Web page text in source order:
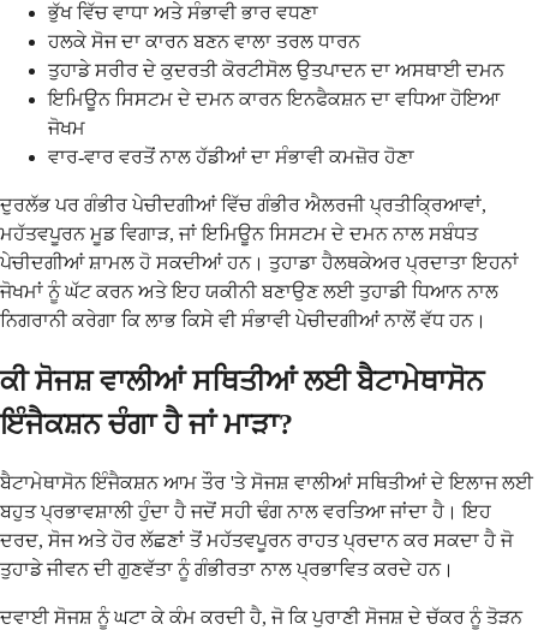
ਭੁੱਖ ਵਿੱਚ ਵਾਧਾ ਅਤੇ ਸੰਭਾਵੀ ਭਾਰ ਵਧਣਾ
ਹਲਕੇ ਸੋਜ ਦਾ ਕਾਰਨ ਬਣਨ ਵਾਲਾ ਤਰਲ ਧਾਰਨ
ਤੁਹਾਡੇ ਸਰੀਰ ਦੇ ਕੁਦਰਤੀ ਕੋਰਟੀਸੋਲ ਉਤਪਾਦਨ ਦਾ ਅਸਥਾਈ ਦਮਨ
ਇਮਿਊਨ ਸਿਸਟਮ ਦੇ ਦਮਨ ਕਾਰਨ ਇਨਫੈਕਸ਼ਨ ਦਾ ਵਧਿਆ ਹੋਇਆ
ਜੋਖਮ
ਵਾਰ-ਵਾਰ ਵਰਤੋਂ ਨਾਲ ਹੱਡੀਆਂ ਦਾ ਸੰਭਾਵੀ ਕਮਜ਼ੋਰ ਹੋਣਾ
ਦੁਰਲੱਭ ਪਰ ਗੰਭੀਰ ਪੇਚੀਦਗੀਆਂ ਵਿੱਚ ਗੰਭੀਰ ਐਲਰਜੀ ਪ੍ਰਤੀਕ੍ਰਿਆਵਾਂ,
ਮਹੱਤਵਪੂਰਨ ਮੂਡ ਵਿਗਾੜ, ਜਾਂ ਇਮਿਊਨ ਸਿਸਟਮ ਦੇ ਦਮਨ ਨਾਲ ਸਬੰਧਤ
ਪੇਚੀਦਗੀਆਂ ਸ਼ਾਮਲ ਹੋ ਸਕਦੀਆਂ ਹਨ। ਤੁਹਾਡਾ ਹੈਲਥਕੇਅਰ ਪ੍ਰਦਾਤਾ ਇਹਨਾਂ
ਜੋਖਮਾਂ ਨੂੰ ਘੱਟ ਕਰਨ ਅਤੇ ਇਹ ਯਕੀਨੀ ਬਣਾਉਣ ਲਈ ਤੁਹਾਡੀ ਧਿਆਨ ਨਾਲ
ਨਿਗਰਾਨੀ ਕਰੇਗਾ ਕਿ ਲਾਭ ਕਿਸੇ ਵੀ ਸੰਭਾਵੀ ਪੇਚੀਦਗੀਆਂ ਨਾਲੋਂ ਵੱਧ ਹਨ।
ਕੀ ਸੋਜਸ਼ ਵਾਲੀਆਂ ਸਥਿਤੀਆਂ ਲਈ ਬੈਟਾਮੇਥਾਸੋਨ
ਇੰਜੈਕਸ਼ਨ ਚੰਗਾ ਹੈ ਜਾਂ ਮਾੜਾ?
ਬੈਟਾਮੇਥਾਸੋਨ ਇੰਜੈਕਸ਼ਨ ਆਮ ਤੌਰ 'ਤੇ ਸੋਜਸ਼ ਵਾਲੀਆਂ ਸਥਿਤੀਆਂ ਦੇ ਇਲਾਜ ਲਈ
ਬਹੁਤ ਪ੍ਰਭਾਵਸ਼ਾਲੀ ਹੁੰਦਾ ਹੈ ਜਦੋਂ ਸਹੀ ਢੰਗ ਨਾਲ ਵਰਤਿਆ ਜਾਂਦਾ ਹੈ। ਇਹ
ਦਰਦ, ਸੋਜ ਅਤੇ ਹੋਰ ਲੱਛਣਾਂ ਤੋਂ ਮਹੱਤਵਪੂਰਨ ਰਾਹਤ ਪ੍ਰਦਾਨ ਕਰ ਸਕਦਾ ਹੈ ਜੋ
ਤੁਹਾਡੇ ਜੀਵਨ ਦੀ ਗੁਣਵੱਤਾ ਨੂੰ ਗੰਭੀਰਤਾ ਨਾਲ ਪ੍ਰਭਾਵਿਤ ਕਰਦੇ ਹਨ।
ਦਵਾਈ ਸੋਜਸ਼ ਨੂੰ ਘਟਾ ਕੇ ਕੰਮ ਕਰਦੀ ਹੈ, ਜੋ ਕਿ ਪੁਰਾਣੀ ਸੋਜਸ਼ ਦੇ ਚੱਕਰ ਨੂੰ ਤੋੜਨ